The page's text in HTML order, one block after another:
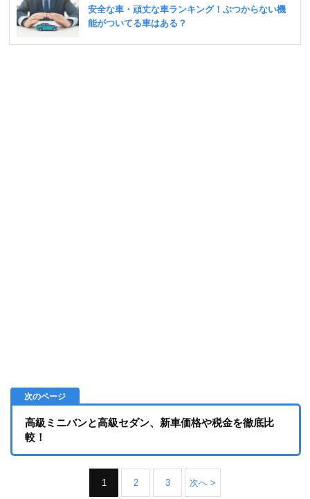
高級ミニバンと高級セダン、新車価格や税金を徹底比
較！
1 2 3 次へ >